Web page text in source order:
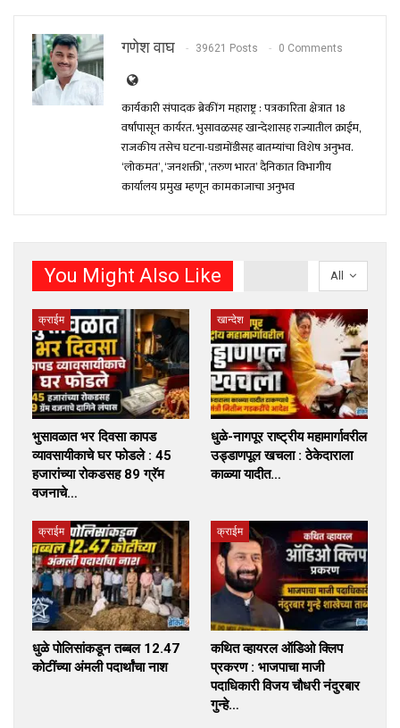
गणेश वाघ 39621 Posts 0 Comments
कार्यकारी संपादक ब्रेकींग महाराष्ट्र : पत्रकारिता क्षेत्रात 18
वर्षांपासून कार्यरत. भुसावळसह खान्देशासह राज्यातील क्राईम,
राजकीय तसेच घटना-घडामोंडीसह बातम्यांचा विशेष अनुभव.
‘लोकमत’, ‘जनशक्ती’, ‘तरुण भारत’ दैनिकात विभागीय
कार्यालय प्रमुख म्हणून कामकाजाचा अनुभव
All
You Might Also Like
क्राईम
भुसावळात भर दिवसा कापड
व्यावसायीकाचे घर फोडले : 45
हजारांच्या रोकडसह 89 ग्रॅम
वजनाचे…
खान्देश
धुळे-नागपूर राष्ट्रीय महामार्गावरील
उड्डाणपूल खचला : ठेकेदाराला
काळ्या यादीत…
क्राईम
धुळे पोलिसांकडून तब्बल 12.47
कोटींच्या अंमली पदार्थांचा नाश
क्राईम
कथित व्हायरल ऑडिओ क्लिप
प्रकरण : भाजपाचा माजी
पदाधिकारी विजय चौधरी नंदुरबार
गुन्हे…